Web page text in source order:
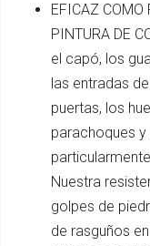
EFICAZ COMO
PINTURA DE
el capó, los
las entradas
puertas, los
parachoques
Nuestra
golpes de
de rasguños